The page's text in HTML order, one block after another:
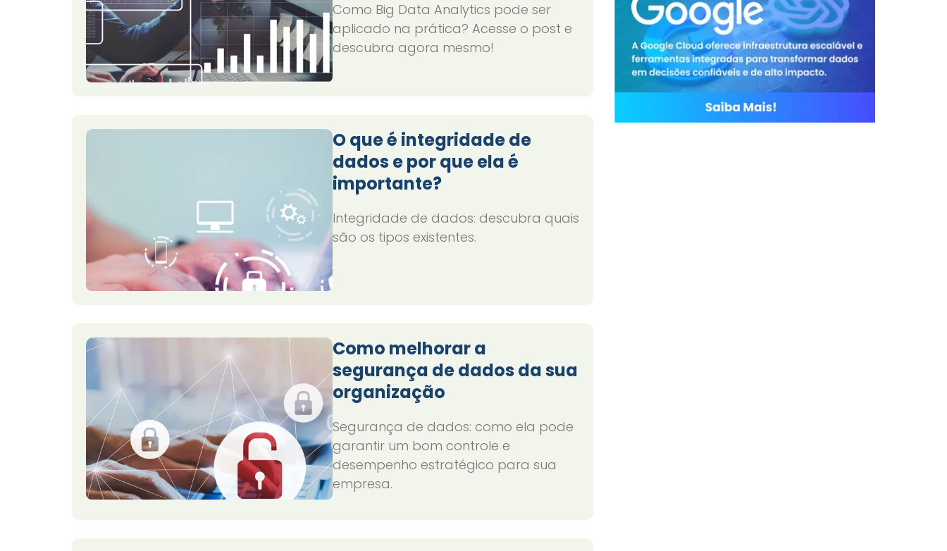
Como Big Data Analytics pode ser
aplicado na prática? Acesse o post e
descubra agora mesmo!
O que é integridade de
dados e por que ela é
importante?
Integridade de dados: descubra quais
são os tipos existentes.
Como melhorar a
segurança de dados da sua
organização
Segurança de dados: como ela pode
garantir um bom controle e
desempenho estratégico para sua
empresa.